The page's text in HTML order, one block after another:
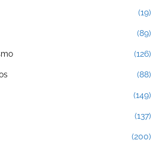
(19)
(89)
(126)
(88)
(149)
(137)
(200)